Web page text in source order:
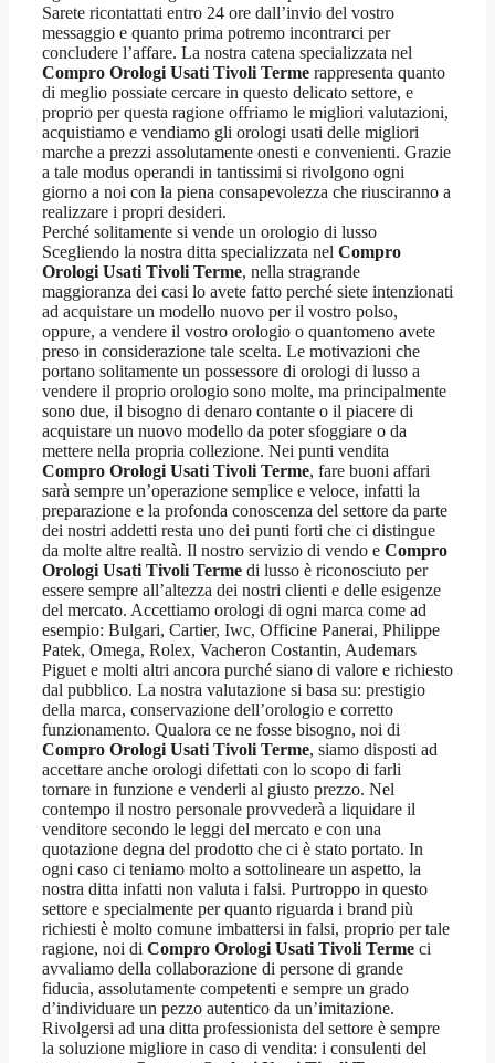
Sarete ricontattati entro 24 ore dall’invio del vostro
messaggio e quanto prima potremo incontrarci per
concludere l’affare. La nostra catena specializzata nel
Compro Orologi Usati Tivoli Terme rappresenta quanto
di meglio possiate cercare in questo delicato settore, e
proprio per questa ragione offriamo le migliori valutazioni,
acquistiamo e vendiamo gli orologi usati delle migliori
marche a prezzi assolutamente onesti e convenienti. Grazie
a tale modus operandi in tantissimi si rivolgono ogni
giorno a noi con la piena consapevolezza che riusciranno a
realizzare i propri desideri.
Perché solitamente si vende un orologio di lusso
Scegliendo la nostra ditta specializzata nel Compro
Orologi Usati Tivoli Terme, nella stragrande
maggioranza dei casi lo avete fatto perché siete intenzionati
ad acquistare un modello nuovo per il vostro polso,
oppure, a vendere il vostro orologio o quantomeno avete
preso in considerazione tale scelta. Le motivazioni che
portano solitamente un possessore di orologi di lusso a
vendere il proprio orologio sono molte, ma principalmente
sono due, il bisogno di denaro contante o il piacere di
acquistare un nuovo modello da poter sfoggiare o da
mettere nella propria collezione. Nei punti vendita
Compro Orologi Usati Tivoli Terme, fare buoni affari
sarà sempre un’operazione semplice e veloce, infatti la
preparazione e la profonda conoscenza del settore da parte
dei nostri addetti resta uno dei punti forti che ci distingue
da molte altre realtà. Il nostro servizio di vendo e Compro
Orologi Usati Tivoli Terme di lusso è riconosciuto per
essere sempre all’altezza dei nostri clienti e delle esigenze
del mercato. Accettiamo orologi di ogni marca come ad
esempio: Bulgari, Cartier, Iwc, Officine Panerai, Philippe
Patek, Omega, Rolex, Vacheron Costantin, Audemars
Piguet e molti altri ancora purché siano di valore e richiesto
dal pubblico. La nostra valutazione si basa su: prestigio
della marca, conservazione dell’orologio e corretto
funzionamento. Qualora ce ne fosse bisogno, noi di
Compro Orologi Usati Tivoli Terme, siamo disposti ad
accettare anche orologi difettati con lo scopo di farli
tornare in funzione e venderli al giusto prezzo. Nel
contempo il nostro personale provvederà a liquidare il
venditore secondo le leggi del mercato e con una
quotazione degna del prodotto che ci è stato portato. In
ogni caso ci teniamo molto a sottolineare un aspetto, la
nostra ditta infatti non valuta i falsi. Purtroppo in questo
settore e specialmente per quanto riguarda i brand più
richiesti è molto comune imbattersi in falsi, proprio per tale
ragione, noi di Compro Orologi Usati Tivoli Terme ci
avvaliamo della collaborazione di persone di grande
fiducia, assolutamente competenti e sempre un grado
d’individuare un pezzo autentico da un’imitazione.
Rivolgersi ad una ditta professionista del settore è sempre
la soluzione migliore in caso di vendita: i consulenti del